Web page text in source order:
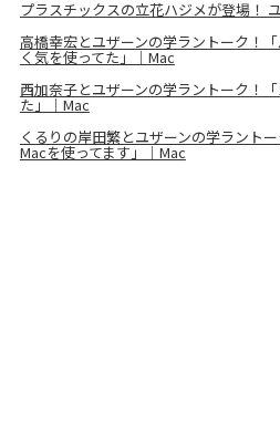
プラスチックスの立花ハジメが登場！
高橋幸宏とユザーンの学ラントーク！
く気を使ってた」｜Mac
西加奈子とユザーンの学ラントーク！
た」｜Mac
くるりの岸田繁とユザーンの学ラント
Macを使ってます」｜Mac